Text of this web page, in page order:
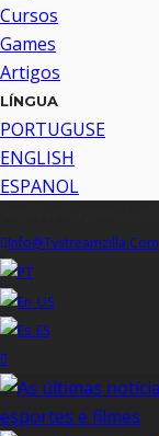
Cursos
Games
Artigos
LÍNGUA
PORTUGUSE
ENGLISH
ESPANOL
Info@tvstreamzilla.com